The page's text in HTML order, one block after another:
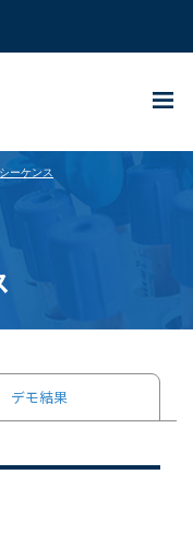
ーケンス
デモ結果